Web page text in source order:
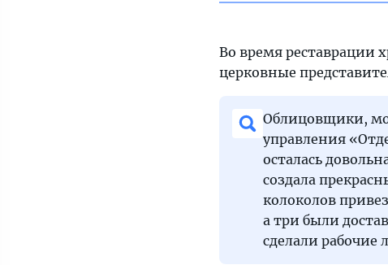
Во время реставрации
церковные
Облицовщики,
управления
осталась
создала
колоколов
а три были
сделали рабочие